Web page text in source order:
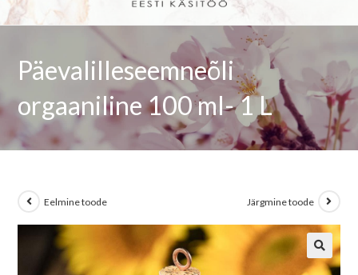
Päevalilleseemneõli
orgaaniline 100 ml- 1 L
Eelmine toode Järgmine toode